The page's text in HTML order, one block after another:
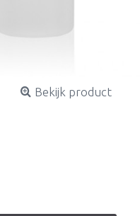
Bekijk product